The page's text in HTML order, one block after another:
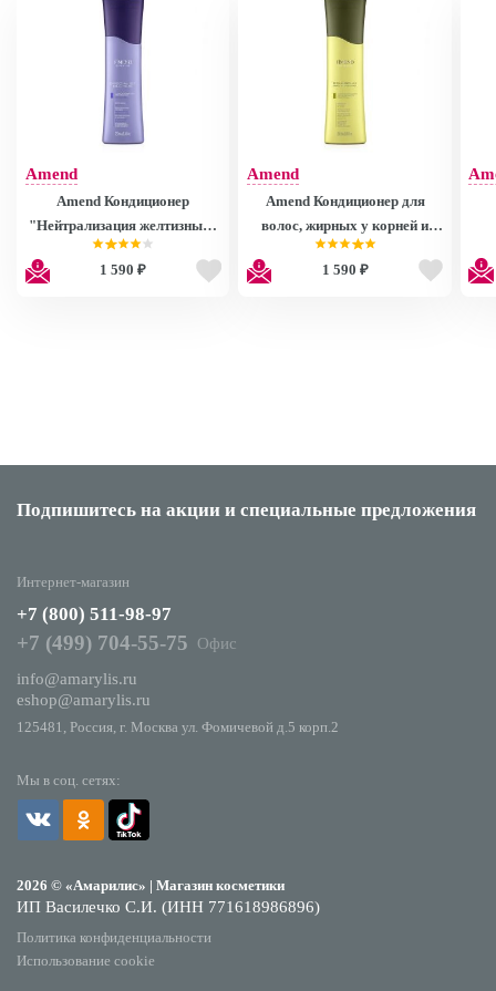
Amend
Amend Кондиционер
"Нейтрализация желтизны" /
Conditioner Neutralizing
Specialist Blond 250 мл
1 590 ₽
Amend
Amend Кондиционер для
волос, жирных у корней и
сухих на кончиках /
Balancing Conditioner
1 590 ₽
Подпишитесь на акции и специальные предложения
Мы в соц. сетях:
2026 © «Амарилис» | Магазин косметики
ИП Василечко С.И. (ИНН 771618986896)
Политика конфиденциальности
Использование cookie
Интернет-магазин
+7 (800) 511-98-97
+7 (499) 704-55-75
Офис
info@amarylis.ru
eshop@amarylis.ru
125481, Россия, г. Москва ул. Фомичевой д.5 корп.2